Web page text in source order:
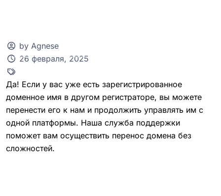
by Agnese
26 февраля, 2025
Да! Если у вас уже есть зарегистрированное
доменное имя в другом регистраторе, вы можете
перенести его к нам и продолжить управлять им с
одной платформы. Наша служба поддержки
поможет вам осуществить перенос домена без
сложностей.